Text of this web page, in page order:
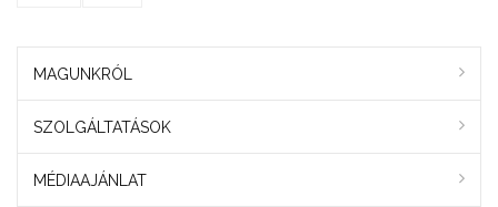
MAGUNKRÓL
SZOLGÁLTATÁSOK
MÉDIAAJÁNLAT